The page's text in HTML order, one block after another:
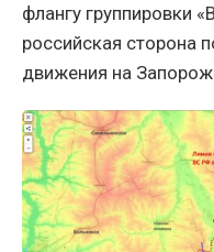
флангу группировки
российская сторона
движения на